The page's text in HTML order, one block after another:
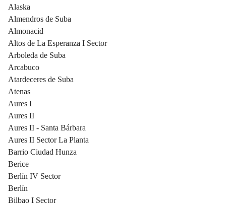
Alaska
Almendros de Suba
Almonacid
Altos de La Esperanza I Sector
Arboleda de Suba
Arcabuco
Atardeceres de Suba
Atenas
Aures I
Aures II
Aures II - Santa Bárbara
Aures II Sector La Planta
Barrio Ciudad Hunza
Berice
Berlín IV Sector
Berlín
Bilbao I Sector